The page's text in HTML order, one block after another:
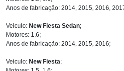
Anos de fabricação: 2014, 2015, 2016,
Veiculo: New Fiesta Sedan;
Motores: 1.6;
Anos de fabricação: 2014, 2015, 2016;
Veiculo: New Fiesta;